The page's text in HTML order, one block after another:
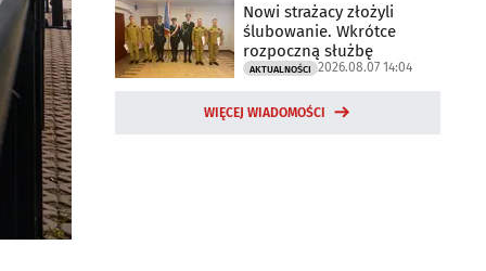
Nowi strażacy złożyli
ślubowanie. Wkrótce
rozpoczną służbę
AKTUALNOŚCI 2026.08.07 14:04
WIĘCEJ WIADOMOŚCI